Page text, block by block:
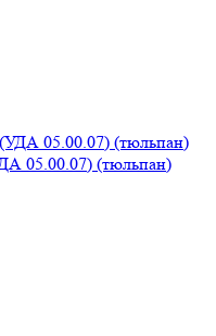
05.00.07) (тюльпан)